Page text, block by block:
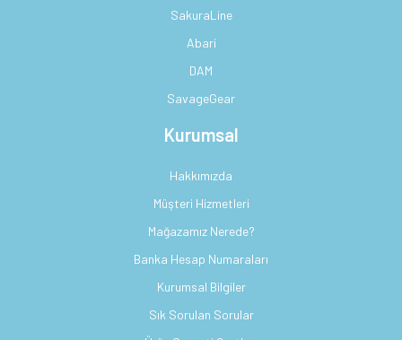
SakuraLine
Abari
DAM
SavageGear
Kurumsal
Hakkımızda
Müşteri Hizmetleri
Mağazamız Nerede?
Banka Hesap Numaraları
Kurumsal Bilgiler
Sık Sorulan Sorular